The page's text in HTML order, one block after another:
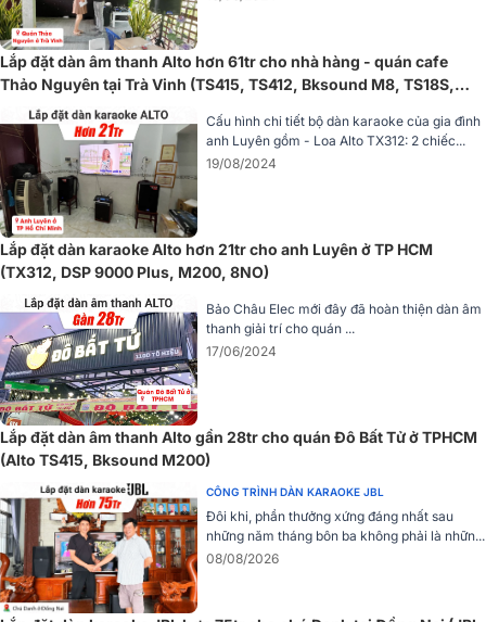
không gian ngoài trời hoặc có địa hình khó khăn.
Tính Năng EQ Và Điều Khiển Dễ Dàng
TX415 đi kèm với bộ EQ Contour cho phép người dùng tùy chỉnh âm
thanh theo các ứng dụng khác nhau, từ âm nhạc đến giọng nói. Các
cài đặt EQ dễ dàng điều chỉnh từ bảng điều khiển phía sau loa,
mang đến cho người dùng sự linh hoạt trong việc tối ưu hóa âm
thanh chưa bao giờ dễ dàng đến thế với TX415.
Ứng Dụng Lý Tưởng
Loa Alto TX415 là một lựa chọn tuyệt vời cho nhiều ứng dụng khác
nhau. Được trang bị khả năng phát nhạc qua Bluetooth và hỗ trợ kết
Lắp đặt dàn âm thanh Alto hơn 61tr cho nhà hàng - quán cafe
Thảo Nguyên tại Trà Vinh (TS415, TS412, Bksound M8, TS18S,
VM300)
Cấu hình chi tiết bộ dàn karaoke của gia đình
anh Luyên gồm - Loa Alto TX312: 2 chiếc...
19/08/2024
Lắp đặt dàn karaoke Alto hơn 21tr cho anh Luyên ở TP HCM
(TX312, DSP 9000 Plus, M200, 8NO)
Bảo Châu Elec mới đây đã hoàn thiện dàn âm
thanh giải trí cho quán ...
17/06/2024
Lắp đặt dàn âm thanh Alto gần 28tr cho quán Đô Bất Tử ở TPHCM
(Alto TS415, Bksound M200)
CÔNG TRÌNH DÀN KARAOKE JBL
Đôi khi, phần thưởng xứng đáng nhất sau
những năm tháng bôn ba không phải là nhữn...
08/08/2026